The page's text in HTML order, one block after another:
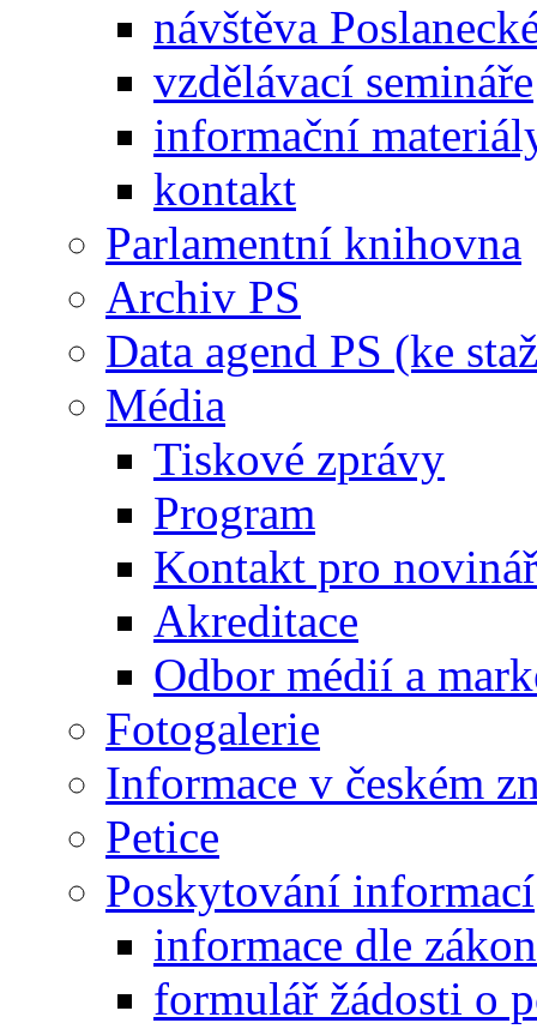
návštěva
vzdělávací semináře
informační
kontakt
Parlamentní knihovna
Archiv PS
Data agend PS (ke
Média
Tiskové zprávy
Program
Kontakt pro
Akreditace
Odbor médií a
Fotogalerie
Informace v českém
Petice
Poskytování informací
informace dle
formulář žádosti o